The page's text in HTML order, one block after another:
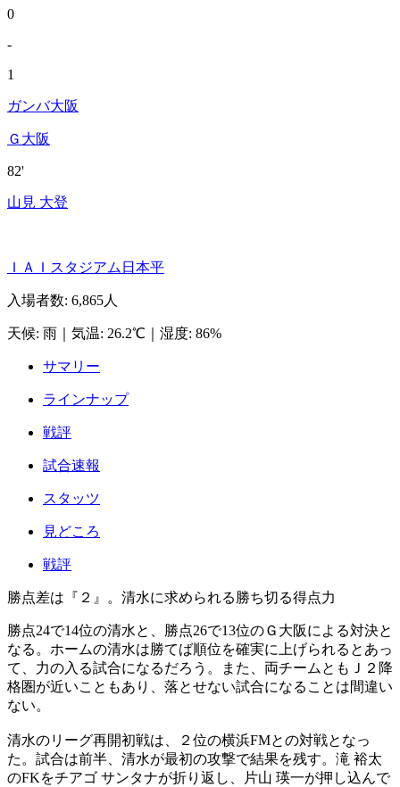
0
-
1
ガンバ大阪
Ｇ大阪
82'
山見 大登
ＩＡＩスタジアム日本平
入場者数: 6,865人
天候: 雨 気温: 26.2℃ 湿度: 86%
サマリー
ラインナップ
戦評
試合速報
スタッツ
見どころ
戦評
勝点差は『２』。清水に求められる勝ち切る得点力
勝点24で14位の清水と、勝点26で13位のＧ大阪による対決と
なる。ホームの清水は勝てば順位を確実に上げられるとあっ
て、力の入る試合になるだろう。また、両チームともＪ２降
格圏が近いこともあり、落とせない試合になることは間違い
ない。
清水のリーグ再開初戦は、２位の横浜FMとの対戦となっ
た。試合は前半、清水が最初の攻撃で結果を残す。滝 裕太
のFKをチアゴ サンタナが折り返し、片山 瑛一が押し込んで